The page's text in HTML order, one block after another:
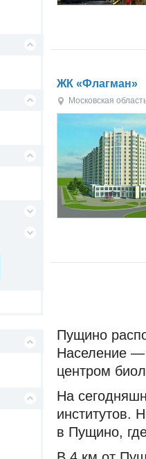
ЖК «Флагман»
Московская
Пущино
Население —
центром
На
институтов.
в Пущино,